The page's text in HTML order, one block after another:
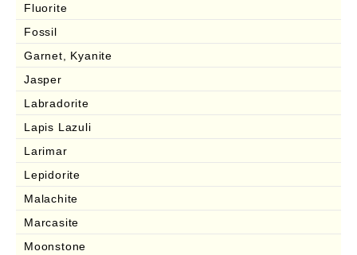
Fluorite
Fossil
Garnet, Kyanite
Jasper
Labradorite
Lapis Lazuli
Larimar
Lepidorite
Malachite
Marcasite
Moonstone